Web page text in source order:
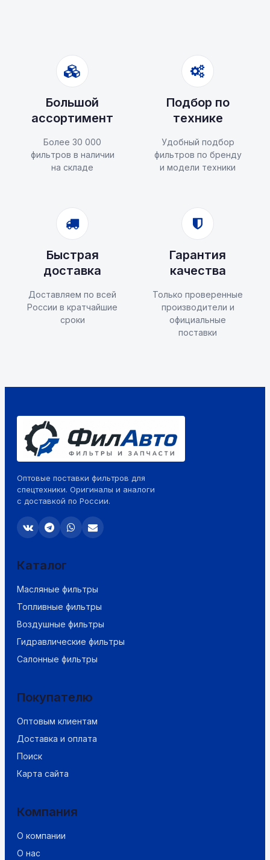
Большой
ассортимент
Более 30 000
фильтров в наличии
на складе
Подбор по
технике
Удобный подбор
фильтров по бренду
и модели техники
Быстрая
доставка
Доставляем по всей
России в кратчайшие
сроки
Гарантия
качества
Только проверенные
производители и
официальные
поставки
Оптовые поставки фильтров для
спецтехники. Оригиналы и аналоги
с доставкой по России.
Каталог
Масляные фильтры
Топливные фильтры
Воздушные фильтры
Гидравлические фильтры
Салонные фильтры
Покупателю
Оптовым клиентам
Доставка и оплата
Поиск
Карта сайта
Компания
О компании
О нас